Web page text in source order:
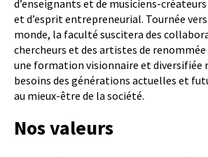
d’enseignants et de musiciens-
et d’esprit entrepreneurial. Tournée
monde, la faculté suscitera des
chercheurs et des artistes de
une formation visionnaire et diversifiée
besoins des générations actuelles et
au mieux-être de la société.
Nos valeurs